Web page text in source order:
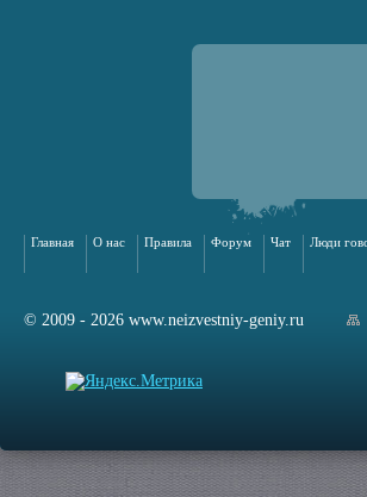
Главная О нас Правила Форум Чат Люди
© 2009 - 2026 www.neizvestniy-geniy.ru
сайта